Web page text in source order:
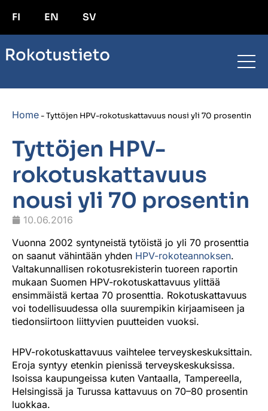
FI EN SV
Home-Tyttöjen HPV-rokotuskattavuus nousi yli 70 prosentin
Tyttöjen HPV-
rokotuskattavuus
nousi yli 70 prosentin
10.06.2016
Vuonna 2002 syntyneistä tytöistä jo yli 70 prosenttia
on saanut vähintään yhden HPV-rokoteannoksen.
Valtakunnallisen rokotusrekisterin tuoreen raportin
mukaan Suomen HPV-rokotuskattavuus ylittää
ensimmäistä kertaa 70 prosenttia. Rokotuskattavuus
voi todellisuudessa olla suurempikin kirjaamiseen ja
tiedonsiirtoon liittyvien puutteiden vuoksi.
HPV-rokotuskattavuus vaihtelee terveyskeskuksittain.
Eroja syntyy etenkin pienissä terveyskeskuksissa.
Isoissa kaupungeissa kuten Vantaalla, Tampereella,
Helsingissä ja Turussa kattavuus on 70–80 prosentin
luokkaa.